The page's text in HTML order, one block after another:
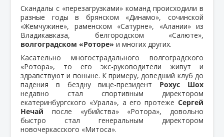
Скандалы с «перезагрузками» команд происходили в
разные годы в брянском «Динамо», сочинской
«Жемчужине», раменском «Сатурне», «Алании» из
Владикавказа, белгородском «Салюте»,
волгоградском «Роторе» и многих других.
Касательно многострадального волгоградского
«Ротора», то его экс-руководители живут и
здравствуют и поныне. К примеру, доведший клуб до
падения в бездну вице-президент Рохус Шох
недавно стал спортивным директором
екатеринбургского «Урала», а его протеже Сергей
Нечай после «убийства» «Ротора», довольно
быстро стал генеральным директором
новочеркасского «Митоса».